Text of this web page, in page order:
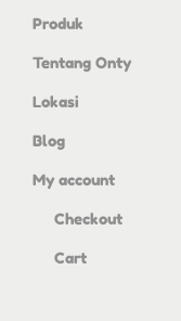
Produk
Tentang Onty
Lokasi
Blog
My account
Checkout
Cart